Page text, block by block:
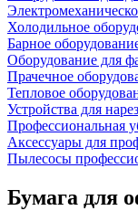
Холодильное
Барное
Оборудование для
Прачечное
Тепловое
Устройства для
Профессиональная
Аксессуары для
Пылесосы
Бумага для